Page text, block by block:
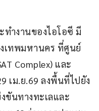
ำงานของไอโอซี มี
เทพมหานคร ที่ศูนย์
Complex) และ
เม.ย.69 ลงพื้นที่ไปยัง
ขันทางทะเลและ